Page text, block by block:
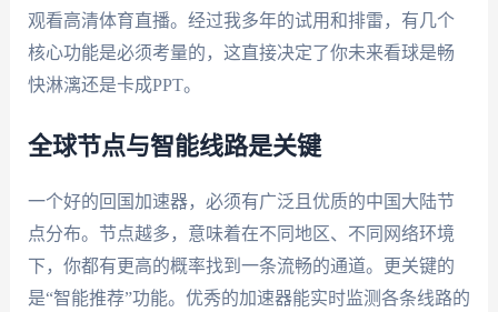
观看高清体育直播。经过我多年的试用和排雷，有几个
核心功能是必须考量的，这直接决定了你未来看球是畅
快淋漓还是卡成PPT。
全球节点与智能线路是关键
一个好的回国加速器，必须有广泛且优质的中国大陆节
点分布。节点越多，意味着在不同地区、不同网络环境
下，你都有更高的概率找到一条流畅的通道。更关键的
是“智能推荐”功能。优秀的加速器能实时监测各条线路的